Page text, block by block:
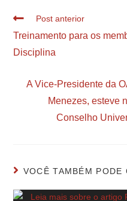
Post anterior
Treinamento para os
Disciplina
A Vice-Presidente da
Menezes, esteve
Conselho
VOCÊ TAMBÉM PODE